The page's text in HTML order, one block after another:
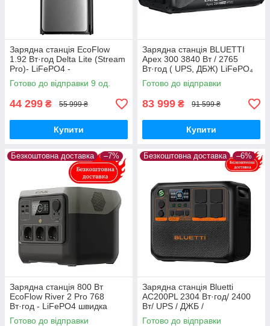
Зарядна станція EcoFlow
1.92 Вт·год Delta Lite (Stream
Pro)- LiFePO4 -
Медапаратура
Готово до відправки 9 од.
44 299 ₴ 55 999 ₴
Купити
Зарядна станція BLUETTI
Apex 300 3840 Вт / 2765
Вт·год ( UPS, ДБЖ) LiFePO₄
Готово до відправки
83 999 ₴ 91 599 ₴
Купити
Безкоштовна доставка –7%
Зарядна станція 800 Вт
EcoFlow River 2 Pro 768
Вт·год - LiFePO4 швидка
зарядка Медапаратура
Готово до відправки
Безкоштовна доставка –6%
Зарядна станція Bluetti
AC200PL 2304 Вт·год/ 2400
Вт/ UPS / ДЖБ /
Медапаратура
Готово до відправки